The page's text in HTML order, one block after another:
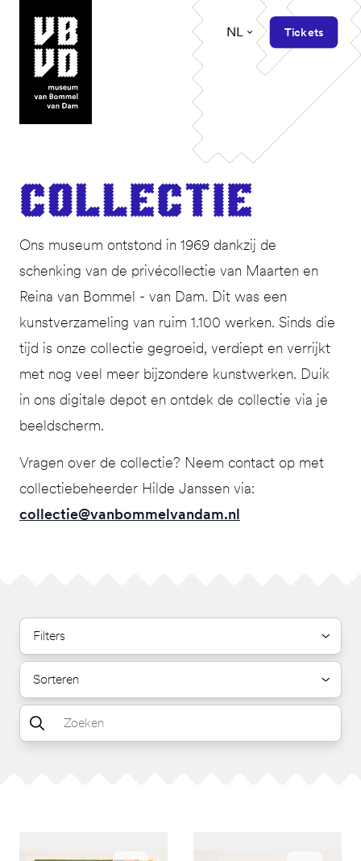
museum van Bommel van Dam
NL Tickets
Col­lec­tie
Ons museum ontstond in 1969 dankzij de
schenking van de privécollectie van Maarten en
Reina van Bommel - van Dam. Dit was een
kunstverzameling van ruim 1.100 werken. Sinds die
tijd is onze collectie gegroeid, verdiept en verrijkt
met nog veel meer bijzondere kunstwerken. Duik
in ons digitale depot en ontdek de collectie via je
beeldscherm.
Vragen over de collectie? Neem contact op met
collectiebeheerder Hilde Janssen via:
collectie@vanbommelvandam.nl
Filters
Sorteren